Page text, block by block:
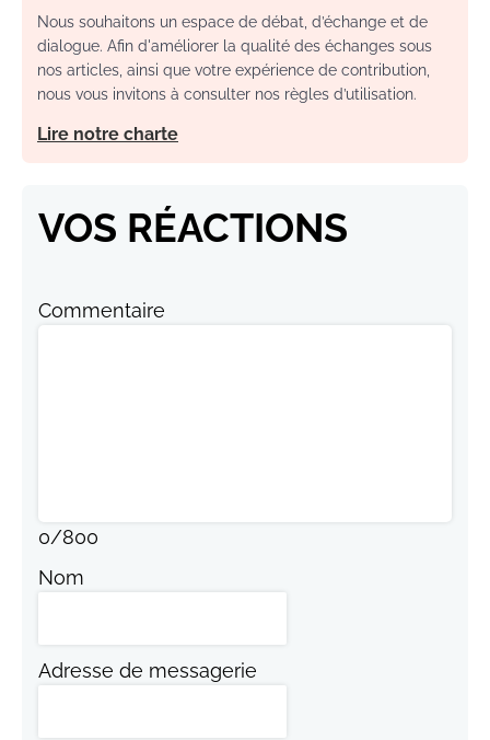
Nous souhaitons un espace de débat, d’échange et de
dialogue. Afin d'améliorer la qualité des échanges sous
nos articles, ainsi que votre expérience de contribution,
nous vous invitons à consulter nos règles d’utilisation.
Lire notre charte
VOS RÉACTIONS
Commentaire
0/800
Nom
Adresse de messagerie